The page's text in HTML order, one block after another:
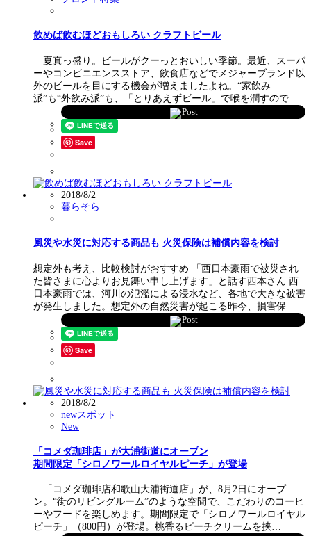
飲めば飲むほどおもしろい クラフトビール
夏真っ盛り。ビールがクーっとおいしい季節。最近、スーパ
ーやコンビニエンスストア、飲食店などでメジャーブランド以
外のビールを目にする機会が増えましたよね。“家飲み
派”も“外飲み派”も、「とりあえずビール」で喉を潤すので…
Post
Save
2018/8/2
暮らそら
風災や水災に対応する商品も 火災保険は補償内容を検討
想定外も考え、比較検討がおすすめ 「西日本豪雨で被災され
た皆さまに心よりお見舞い申し上げます」と話す西本さん 西
日本豪雨では、河川の氾濫による浸水など、各地で大きな被害
が発生しました。想定外の自然災害が起こる昨今、損害保…
Post
Save
2018/8/2
newスポット
New
「コメダ珈琲店」が大浦街道にオープン
期間限定「シロノワールロイヤルピーチ」が登場
「コメダ珈琲店和歌山大浦街道店」が、8月2日にオープ
ン。“街のリビングルーム”のような空間で、こだわりのコーヒ
ーやフードを楽しめます。期間限定で「シロノワールロイヤル
ピーチ」（800円）が登場。桃香るピーチクリームを挟…